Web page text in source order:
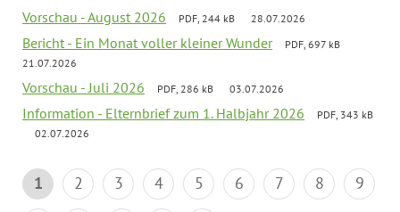
Vorschau - August 2026 PDF, 244 kB 28.07.2026
Bericht - Ein Monat voller kleiner Wunder
PDF, 697 kB
21.07.2026
Vorschau - Juli 2026 PDF, 286 kB 03.07.2026
Information - Elternbrief zum 1. Halbjahr 2026
PDF, 343 kB
02.07.2026
1 2 3 4 5 6 7 8
9